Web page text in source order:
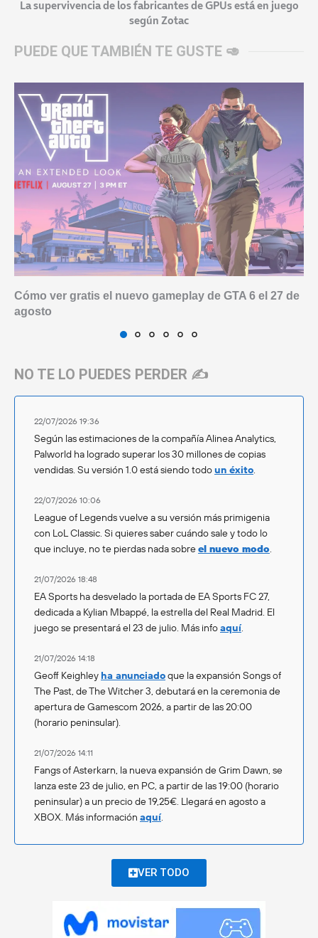
La supervivencia de los fabricantes de GPUs está en juego
según Zotac
PUEDE QUE TAMBIÉN TE GUSTE 🥑
Cómo ver gratis el nuevo gameplay de GTA 6 el 27 de
agosto
NO TE LO PUEDES PERDER ✍️
22/07/2026 19:36
Según las estimaciones de la compañía Alinea Analytics,
Palworld ha logrado superar los 30 millones de copias
vendidas. Su versión 1.0 está siendo todoun éxito.
22/07/2026 10:06
League of Legends vuelve a su versión más primigenia
con LoL Classic. Si quieres saber cuándo sale y todo lo
que incluye, no te pierdas nada sobreel nuevo modo.
21/07/2026 18:48
EA Sports ha desvelado la portada de EA Sports FC 27,
dedicada a Kylian Mbappé, la estrella del Real Madrid. El
juego se presentará el 23 de julio. Más infoaquí.
21/07/2026 14:18
Geoff Keighley ha anunciadoque la expansión Songs of
The Past, de The Witcher 3, debutará en la ceremonia de
apertura de Gamescom 2026, a partir de las 20:00
(horario peninsular).
21/07/2026 14:11
Fangs of Asterkarn, la nueva expansión de Grim Dawn, se
lanza este 23 de julio, en PC, a partir de las 19:00 (horario
peninsular) a un precio de 19,25€. Llegará en agosto a
XBOX. Más información aquí.
VER TODO